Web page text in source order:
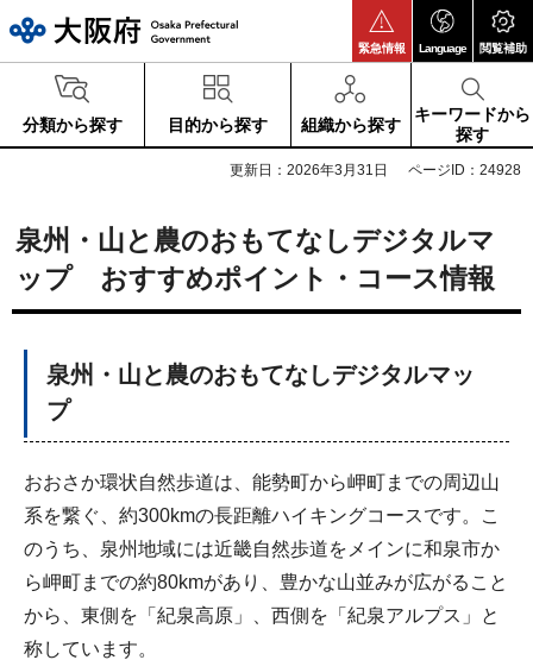
緊急情報 Language 閲覧補助
分類から探す 目的から探す 組織から探す
キーワードから
探す
更新日：2026年3月31日 ページID：24928
泉州・山と農のおもてなしデジタルマ
ップ おすすめポイント・コース情報
泉州・山と農のおもてなしデジタルマッ
プ
おおさか環状自然歩道は、能勢町から岬町までの周辺山
系を繋ぐ、約300kmの長距離ハイキングコースです。こ
のうち、泉州地域には近畿自然歩道をメインに和泉市か
ら岬町までの約80kmがあり、豊かな山並みが広がること
から、東側を「紀泉高原」、西側を「紀泉アルプス」と
称しています。